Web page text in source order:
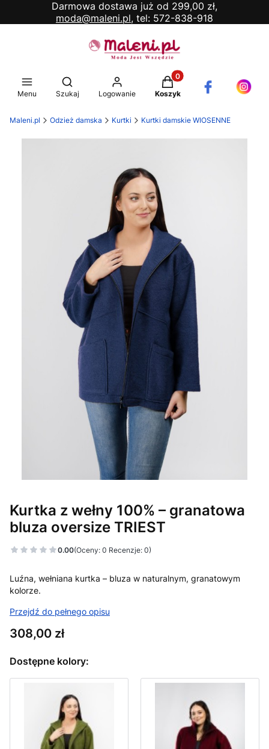
Darmowa dostawa już od 299,00 zł,
moda@maleni.pl, tel: 572-838-918
Menu
Otwórz wyszukiwarkę
Szukaj Logowanie
Produkty w koszyku: 0.
Koszyk
Maleni.pl Odzież damska Kurtki Kurtki damskie WIOSENNE
Kurtka z wełny 100% – granatowa
bluza oversize TRIEST
0.00(Oceny: 0 Recenzje: 0)
Luźna, wełniana kurtka – bluza w naturalnym, granatowym
kolorze.
Przejdź do pełnego opisu
Cena
308,00 zł
Dostępne kolory: